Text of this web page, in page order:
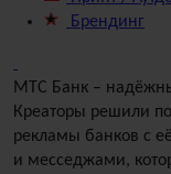
Брендинг
МТС Банк –
Креаторы решили
рекламы банков с
и месседжами,